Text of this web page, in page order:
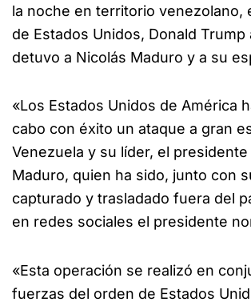
la noche en territorio venezolano,
de Estados Unidos, Donald Trump
detuvo a Nicolás Maduro y a su
«Los Estados Unidos de América
cabo con éxito un ataque a gran
Venezuela y su líder, el presidente
Maduro, quien ha sido, junto con
capturado y trasladado fuera del
en redes sociales el presidente
«Esta operación se realizó en
fuerzas del orden de Estados